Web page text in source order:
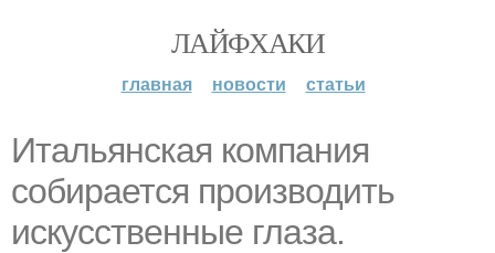
ЛАЙФХАКИ
главная новости статьи
Итальянская компания
собирается производить
искусственные глаза.